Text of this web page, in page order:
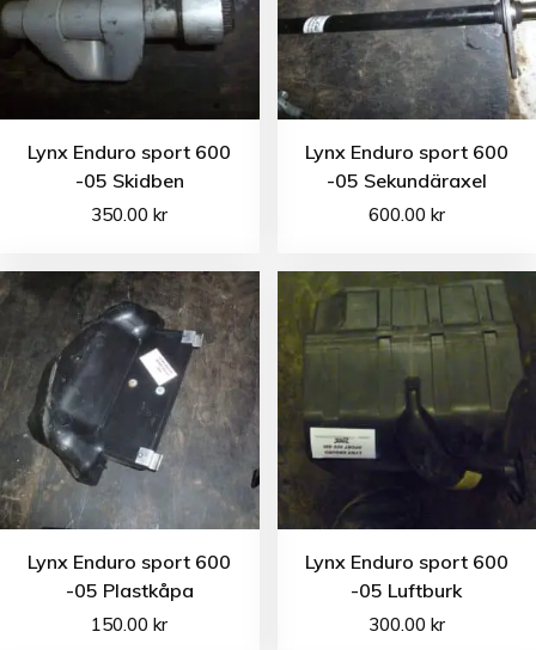
Lynx Enduro sport 600
-05 Skidben
350.00kr
Lynx Enduro sport 600
-05 Sekundäraxel
600.00 kr
Lynx Enduro sport 600
-05 Plastkåpa
150.00kr
Lynx Enduro sport 600
-05 Luftburk
300.00 kr